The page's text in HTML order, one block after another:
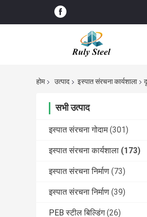
होम उत्पाद इस्पात संरचना कार्यशाला
सभी उत्पाद
इस्पात संरचना गोदाम (301)
इस्पात संरचना कार्यशाला (173)
इस्पात संरचना निर्माण (73)
इस्पात संरचना निर्माण (39)
PEB स्टील बिल्डिंग (26)